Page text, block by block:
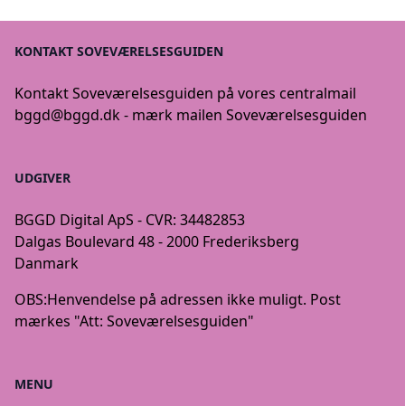
KONTAKT SOVEVÆRELSESGUIDEN
Kontakt Soveværelsesguiden på vores centralmail
bggd@bggd.dk- mærk mailen Soveværelsesguiden
UDGIVER
BGGD Digital ApS - CVR: 34482853
Dalgas Boulevard 48 - 2000 Frederiksberg
Danmark
OBS:Henvendelse på adressen ikke muligt. Post
mærkes "Att: Soveværelsesguiden"
MENU